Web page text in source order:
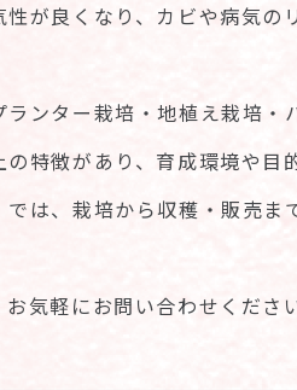
が良くなり、カビや病気の
ンター栽培・地植え栽培・
特徴があり、育成環境や目
は、栽培から収穫・販売
気軽にお問い合わせくださ